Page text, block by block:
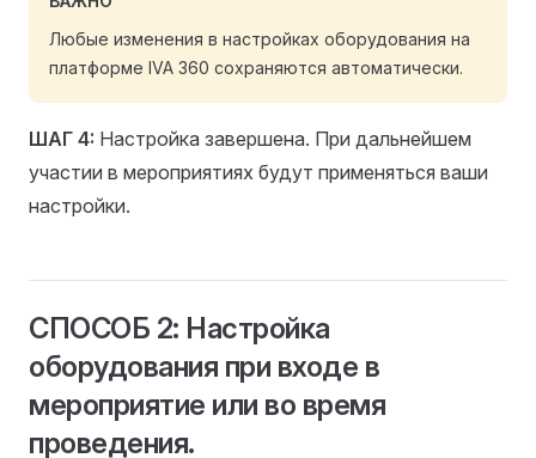
Любые изменения в настройках оборудования на
платформе IVA 360 сохраняются автоматически.
ШАГ 4: Настройка завершена. При дальнейшем
участии в мероприятиях будут применяться ваши
настройки.
СПОСОБ 2: Настройка
оборудования при входе в
мероприятие или во время
проведения.